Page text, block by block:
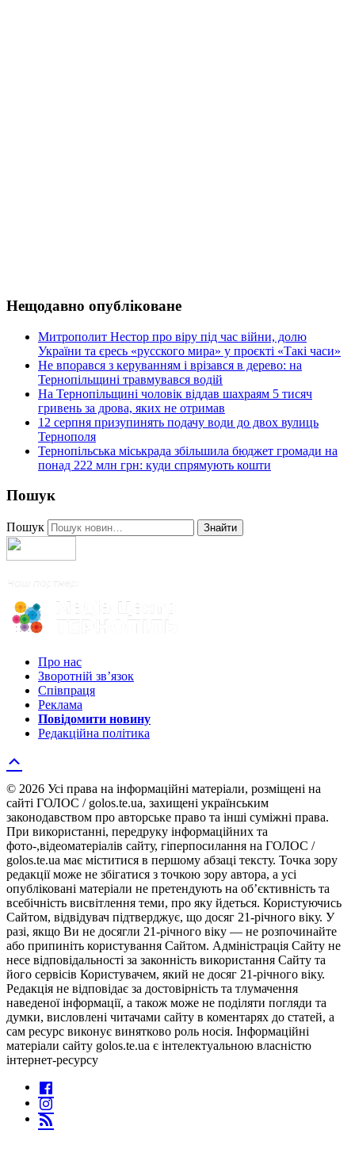
Нещодавно опубліковане
Митрополит Нестор про віру під час війни, долю
України та єресь «русского мира» у проєкті «Такі часи»
Не впорався з керуванням і врізався в дерево: на
Тернопільщині травмувався водій
На Тернопільщині чоловік віддав шахраям 5 тисяч
гривень за дрова, яких не отримав
12 серпня призупинять подачу води до двох вулиць
Тернополя
Тернопільська міськрада збільшила бюджет громади на
понад 222 млн грн: куди спрямують кошти
Пошук
Пошук Знайти
Про нас
Зворотній зв’язок
Співпраця
Реклама
Повідомити новину
Редакційна політика
© 2026 Усі права на інформаційні матеріали, розміщені на
сайті ГОЛОС / golos.te.ua, захищені українським
законодавством про авторське право та інші суміжні права.
При використанні, передруку інформаційних та
фото-,відеоматеріалів сайту, гіперпосилання на ГОЛОС /
golos.te.ua має міститися в першому абзаці тексту. Точка зору
редакції може не збігатися з точкою зору автора, а усі
опубліковані матеріали не претендують на об’єктивність та
всебічність висвітлення теми, про яку йдеться. Користуючись
Сайтом, відвідувач підтверджує, що досяг 21-річного віку. У
разі, якщо Ви не досягли 21-річного віку — не розпочинайте
або припиніть користування Сайтом. Адміністрація Сайту не
несе відповідальності за законність використання Сайту та
його сервісів Користувачем, який не досяг 21-річного віку.
Редакція не відповідає за достовірність та тлумачення
наведеної інформації, а також може не поділяти погляди та
думки, висловлені читачами сайту в коментарях до статей, а
сам ресурс виконує винятково роль носія. Інформаційні
матеріали сайту golos.te.ua є інтелектуальною власністю
інтернет-ресурсу